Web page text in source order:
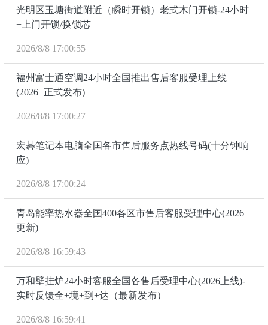
光明区玉塘街道附近（瞬时开锁）老式木门开锁-24小时
+上门开锁/换锁芯
2026/8/8 17:00:55
福州富士通空调24小时全国推出售后客服受理上线
(2026+正式发布)
2026/8/8 17:00:27
宏碁笔记本电脑全国各市售后服务点热线号码(十分钟响
应)
2026/8/8 17:00:24
青岛能率热水器全国400各区市售后客服受理中心(2026
更新)
2026/8/8 16:59:43
万和壁挂炉24小时客服全国各售后受理中心(2026上线)-
实时反馈全+境+到+达（最新发布）
2026/8/8 16:59:41